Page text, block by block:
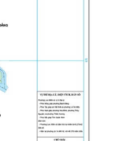
yết công khai kết quả
đất cho công dân làm
DẪN KÊ KHAI THÔNG